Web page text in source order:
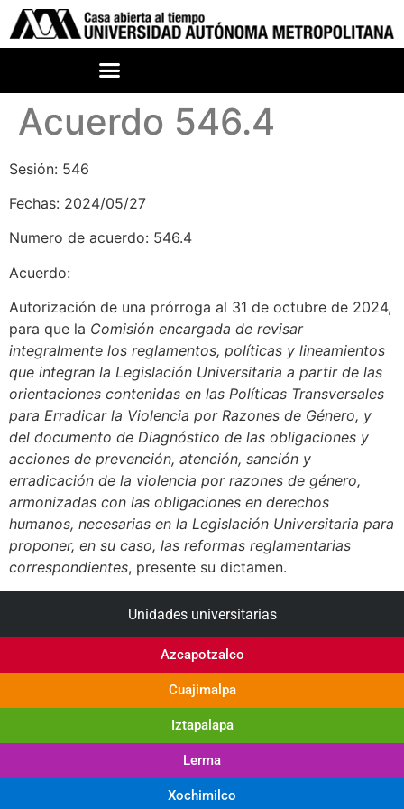
Acuerdo 546.4
Sesión: 546
Fechas: 2024/05/27
Numero de acuerdo: 546.4
Acuerdo:
Autorización de una prórroga al 31 de octubre de 2024,
para que la Comisión encargada de revisar
integralmente los reglamentos, políticas y lineamientos
que integran la Legislación Universitaria a partir de las
orientaciones contenidas en las Políticas Transversales
para Erradicar la Violencia por Razones de Género, y
del documento de Diagnóstico de las obligaciones y
acciones de prevención, atención, sanción y
erradicación de la violencia por razones de género,
armonizadas con las obligaciones en derechos
humanos, necesarias en la Legislación Universitaria para
proponer, en su caso, las reformas reglamentarias
correspondientes, presente su dictamen.
Unidades universitarias
Azcapotzalco
Cuajimalpa
Iztapalapa
Lerma
Xochimilco